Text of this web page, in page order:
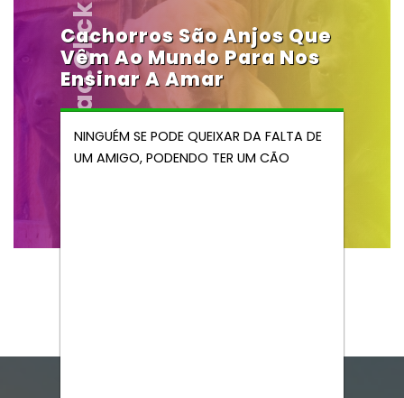
Vendocao.click
Cachorros São Anjos Que
Vêm Ao Mundo Para Nos
Ensinar A Amar
NINGUÉM SE PODE QUEIXAR DA FALTA DE
UM AMIGO, PODENDO TER UM CÃO